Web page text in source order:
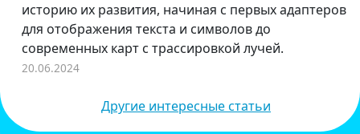
историю их развития, начиная с первых адаптеров
для отображения текста и символов до
современных карт с трассировкой лучей.
20.06.2024
Другие интересные статьи